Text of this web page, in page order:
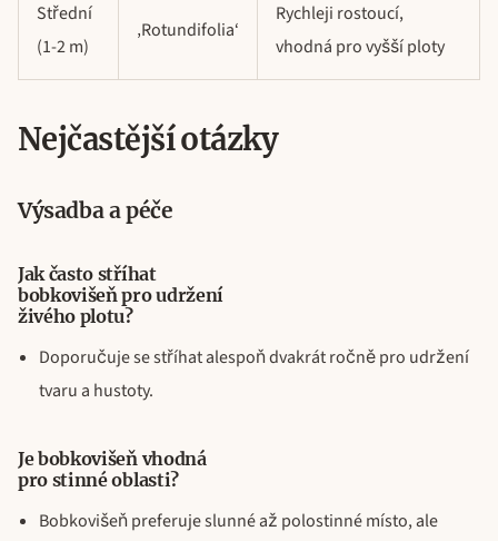
Střední
(1-2 m)
‚Rotundifolia‘
Rychleji rostoucí,
vhodná pro vyšší ploty
Nejčastější otázky
Výsadba a péče
Jak často stříhat
bobkovišeň pro udržení
živého plotu?
Doporučuje se stříhat alespoň dvakrát ročně pro udržení
tvaru a hustoty.
Je bobkovišeň vhodná
pro stinné oblasti?
Bobkovišeň preferuje slunné až polostinné místo, ale